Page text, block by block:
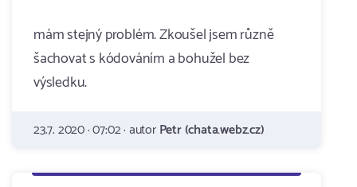
mám stejný problém. Zkoušel jsem různě
šachovat s kódováním a bohužel bez
výsledku.
23.7. 2020 · 07:02 · autorPetr (chata.webz.cz)